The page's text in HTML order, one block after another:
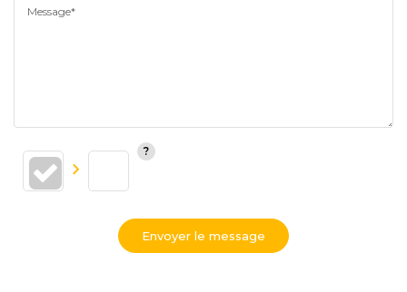
Message*
Envoyer le message